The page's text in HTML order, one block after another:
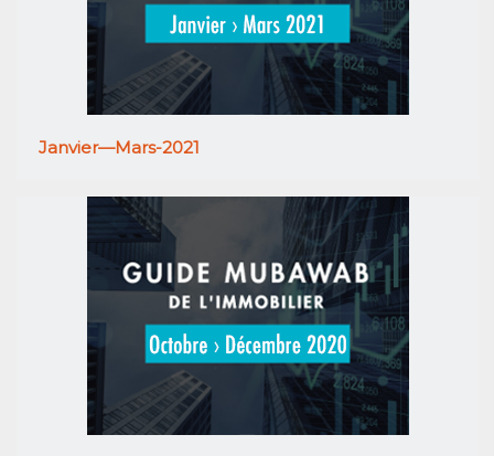
Janvier—Mars-2021